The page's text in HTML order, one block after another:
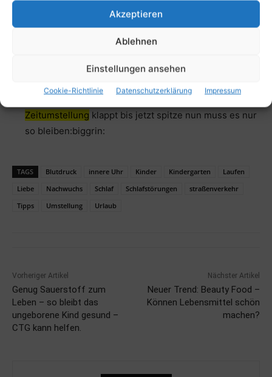
Akzeptieren
Ablehnen
Einstellungen ansehen
Cookie-Richtlinie Datenschutzerklärung Impressum
das essen danach werd ich warscheinlich ne Woche
urlaub brauchen. hatte schon immer lange an der
zu knabbern…. grüße
Es hat sich ausgehibbelt! – Jetzt wird gekugelt! SS-
Zeitumstellung klappt bis jetzt spitze nun muss es nur
so bleiben:biggrin:
TAGS Blutdruck innere Uhr Kinder Kindergarten
Laufen
Liebe
Nachwuchs Schlaf Schlafstörungen
straßenverkehr
Tipps
Umstellung Urlaub
Vorheriger Artikel
Genug Sauerstoff zum
Leben – so bleibt das
ungeborene Kind gesund –
CTG kann helfen.
Nächster Artikel
Neuer Trend: Beauty Food –
Können Lebensmittel schön
machen?